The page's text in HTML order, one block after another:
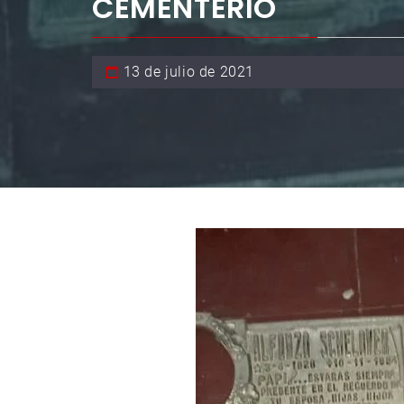
13 de julio de 2021